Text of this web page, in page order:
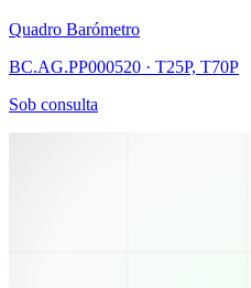
Quadro Barómetro
BC.AG.PP000520 · T25P, T70P
Sob consulta